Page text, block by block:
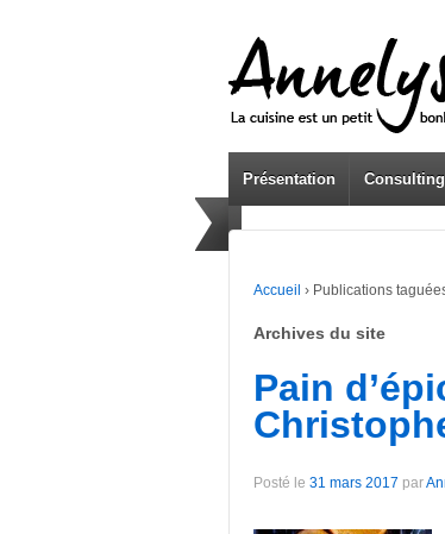
Présentation
Accueil › Publications
Archives du site
Pain
Posté le 31 mars 2017 par